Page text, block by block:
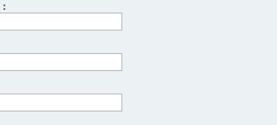
: